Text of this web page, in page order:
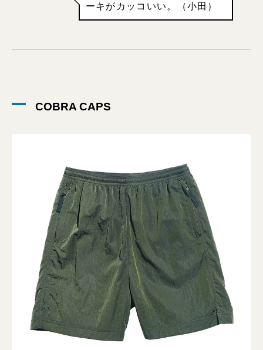
ーキがカッコいい。（小田）
COBRA CAPS